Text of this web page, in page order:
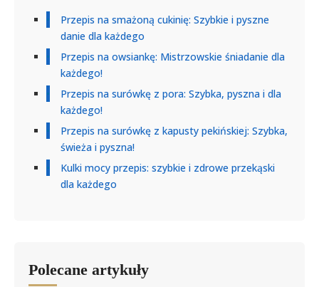
Przepis na smażoną cukinię: Szybkie i pyszne
danie dla każdego
Przepis na owsiankę: Mistrzowskie śniadanie dla
każdego!
Przepis na surówkę z pora: Szybka, pyszna i dla
każdego!
Przepis na surówkę z kapusty pekińskiej: Szybka,
świeża i pyszna!
Kulki mocy przepis: szybkie i zdrowe przekąski
dla każdego
Polecane artykuły